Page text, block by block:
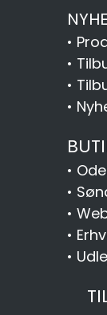
•
•
•
•
•
•
•
•
•